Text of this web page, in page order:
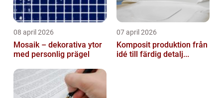
08 april 2026
Mosaik – dekorativa ytor
med personlig prägel
07 april 2026
Komposit produktion från
idé till färdig detalj...